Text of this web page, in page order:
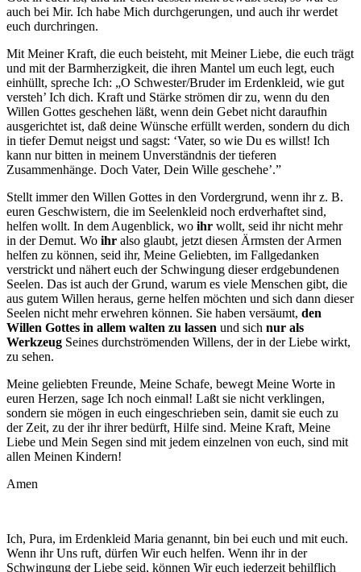
auch bei Mir. Ich habe Mich durchgerungen, und auch ihr werdet
euch durchringen.
Mit Meiner Kraft, die euch beisteht, mit Meiner Liebe, die euch trägt
und mit der Barmherzigkeit, die ihren Mantel um euch legt, euch
einhüllt, spreche Ich: „O Schwester/Bruder im Erdenkleid, wie gut
versteh’ Ich dich. Kraft und Stärke strömen dir zu, wenn du den
Willen Gottes geschehen läßt, wenn dein Gebet nicht daraufhin
ausgerichtet ist, daß deine Wünsche erfüllt werden, sondern du dich
in tiefer Demut neigst und sagst: ‘Vater, so wie Du es willst! Ich
kann nur bitten in meinem Unverständnis der tieferen
Zusammenhänge. Doch Vater, Dein Wille geschehe’.”
Stellt immer den Willen Gottes in den Vordergrund, wenn ihr z. B.
euren Geschwistern, die im Seelenkleid noch erdverhaftet sind,
helfen wollt. In dem Augenblick, wo ihr wollt, seid ihr nicht mehr
in der Demut. Wo ihr also glaubt, jetzt diesen Ärmsten der Armen
helfen zu können, seid ihr, Meine Geliebten, im Fallgedanken
verstrickt und nähert euch der Schwingung dieser erdgebundenen
Seelen. Das ist auch der Grund, warum es viele Menschen gibt, die
aus gutem Willen heraus, gerne helfen möchten und sich dann dieser
Seelen nicht mehr erwehren können. Sie haben versäumt, den
Willen Gottes in allem walten zu lassen und sich nur als
Werkzeug Seines durchströmenden Willens, der in der Liebe wirkt,
zu sehen.
Meine geliebten Freunde, Meine Schafe, bewegt Meine Worte in
euren Herzen, sage Ich noch einmal! Laßt sie nicht verklingen,
sondern sie mögen in euch eingeschrieben sein, damit sie euch zu
der Zeit, zu der ihr ihrer bedürft, Hilfe sind. Meine Kraft, Meine
Liebe und Mein Segen sind mit jedem einzelnen von euch, sind mit
allen Meinen Kindern!
Amen
Ich, Pura, im Erdenkleid Maria genannt, bin bei euch und mit euch.
Wenn ihr Uns ruft, dürfen Wir euch helfen. Wenn ihr in der
Schwingung der Liebe seid, können Wir euch jederzeit behilflich